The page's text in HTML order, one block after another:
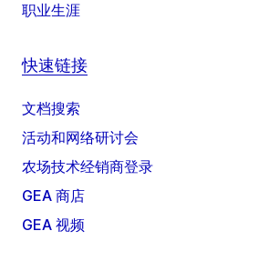
职业生涯
快速链接
文档搜索
活动和网络研讨会
农场技术经销商登录
GEA 商店
GEA 视频